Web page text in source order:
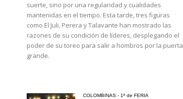
suerte, sino por una regularidad y cualidades
mantenidas en el tiempo. Esta tarde, tres figuras
como El Juli, Perera y Talavante han mostrado las
razones de su condición de líderes, desplegando el
poder de su toreo para salir a hombros por la puerta
grande.
COLOMBINAS - 1ª de FERIA